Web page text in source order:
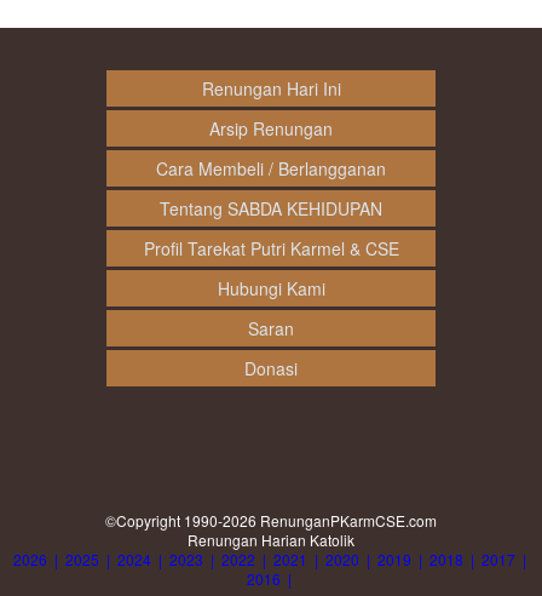
Renungan Hari Ini
Arsip Renungan
Cara Membeli / Berlangganan
Tentang SABDA KEHIDUPAN
Profil Tarekat Putri Karmel & CSE
Hubungi Kami
Saran
Donasi
©Copyright 1990-2026 RenunganPKarmCSE.com
Renungan Harian Katolik
2026 | 2025 | 2024 | 2023 | 2022 | 2021 | 2020 | 2019 | 2018 | 2017 |
2016 |